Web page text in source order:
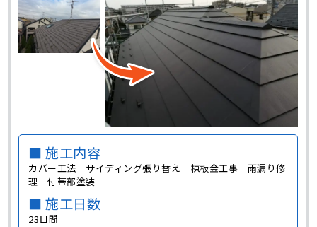
■ 施工内容
カバー工法 サイディング張り替え 棟板金工事 雨漏り修
理 付帯部塗装
■ 施工日数
23日間